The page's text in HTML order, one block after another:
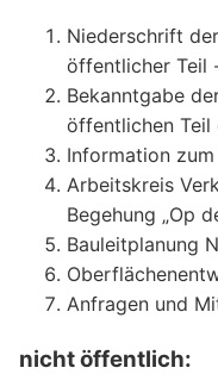
Niederschrift
öffentlicher Teil
Bekanntgabe
öffentlichen Teil
Information
Arbeitskreis
Begehung „Op
Bauleitplanung
Anfragen und
nicht öffentlich: